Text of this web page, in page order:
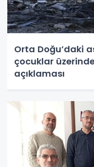
Orta Doğu’daki
çocuklar
açıklaması